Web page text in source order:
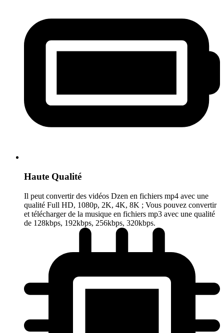
Haute Qualité
Il peut convertir des vidéos Dzen en fichiers mp4 avec une
qualité Full HD, 1080p, 2K, 4K, 8K ; Vous pouvez convertir
et télécharger de la musique en fichiers mp3 avec une qualité
de 128kbps, 192kbps, 256kbps, 320kbps.